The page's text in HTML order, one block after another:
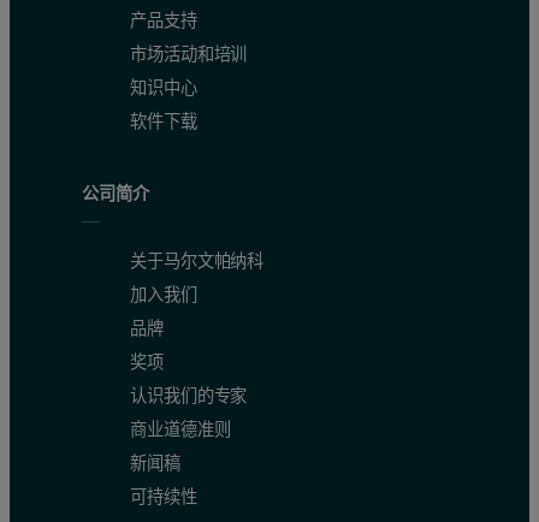
产品支持
市场活动和培训
知识中心
软件下载
公司简介
关于马尔文帕纳科
加入我们
品牌
奖项
认识我们的专家
商业道德准则
新闻稿
可持续性